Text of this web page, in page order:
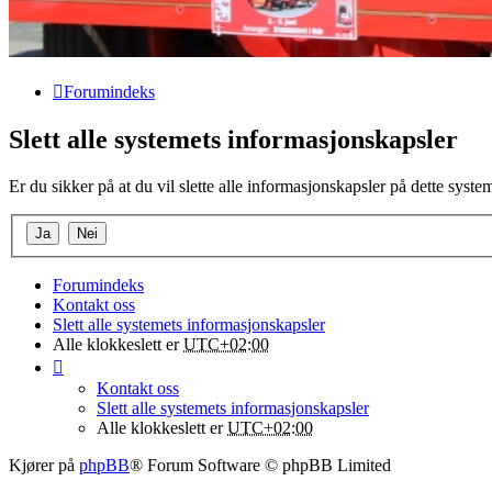
Forumindeks
Slett alle systemets informasjonskapsler
Er du sikker på at du vil slette alle informasjonskapsler på dette
Forumindeks
Kontakt oss
Slett alle systemets informasjonskapsler
Alle klokkeslett erUTC+02:00
Kontakt oss
Slett alle systemets informasjonskapsler
Alle klokkeslett erUTC+02:00
Kjører på phpBB® Forum Software © phpBB Limited